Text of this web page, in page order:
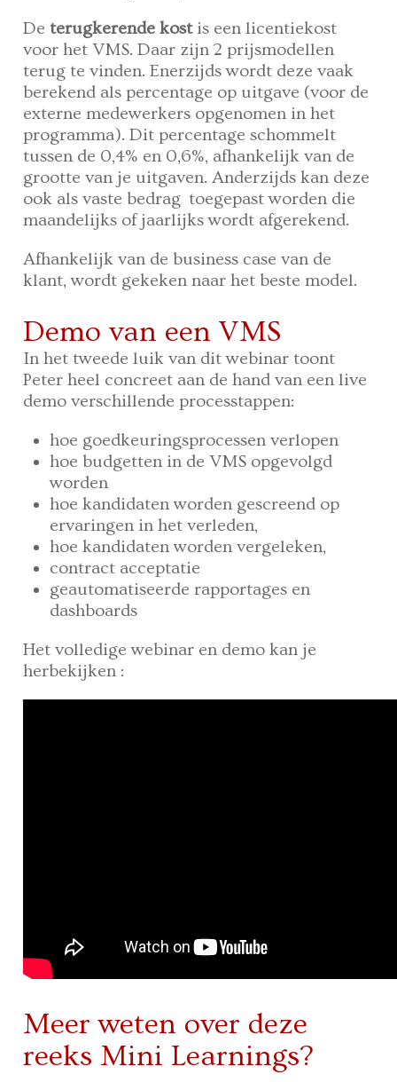
De terugkerende kostis een licentiekost
voor het VMS. Daar zijn 2 prijsmodellen
terug te vinden. Enerzijds wordt deze vaak
berekend als percentage op uitgave (voor de
externe medewerkers opgenomen in het
programma). Dit percentage schommelt
tussen de 0,4% en 0,6%, afhankelijk van de
grootte van je uitgaven. Anderzijds kan deze
ook als vaste bedrag toegepast worden die
maandelijks of jaarlijks wordt afgerekend.
Afhankelijk van de business case van de
klant, wordt gekeken naar het beste model.
Demo van een VMS
In het tweede luik van dit webinar toont
Peter heel concreet aan de hand van een live
demo verschillende processtappen:
hoe goedkeuringsprocessen verlopen
hoe budgetten in de VMS opgevolgd
worden
hoe kandidaten worden gescreend op
ervaringen in het verleden,
hoe kandidaten worden vergeleken,
contract acceptatie
geautomatiseerde rapportages en
dashboards
Het volledige webinar en demo kan je
herbekijken :
Meer weten over deze
reeks Mini Learnings?